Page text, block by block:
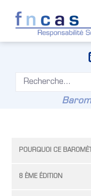
POURQUOI CE
8 ÈME ÉDITION